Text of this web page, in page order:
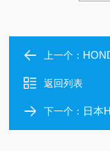
上一个：
返回列表
下一个： 日本